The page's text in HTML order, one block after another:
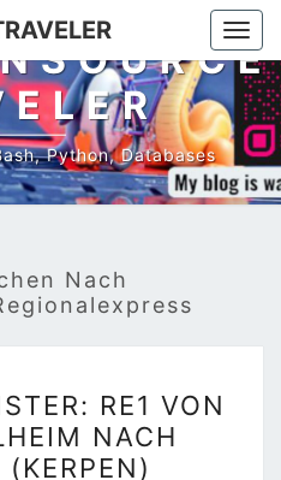
Python, Databases
Nach
DEM
FENSTER:
RE1 VON
NACH
(KERPEN)